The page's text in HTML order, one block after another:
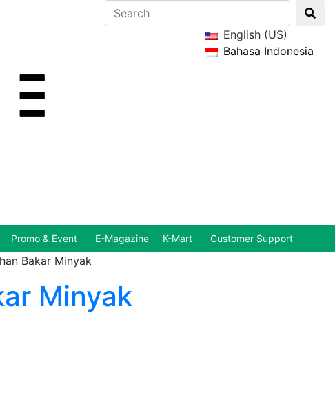
English (US)
Bahasa Indonesia
Promo & Event E-Magazine K-Mart Customer Support
Bakar Minyak
Minyak